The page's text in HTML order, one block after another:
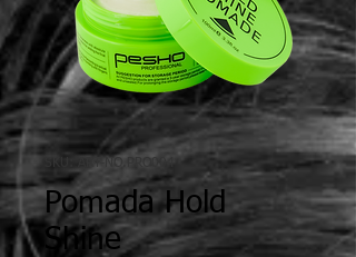
SKU: ART-NO.PRO004
Pomada Hold
Shine